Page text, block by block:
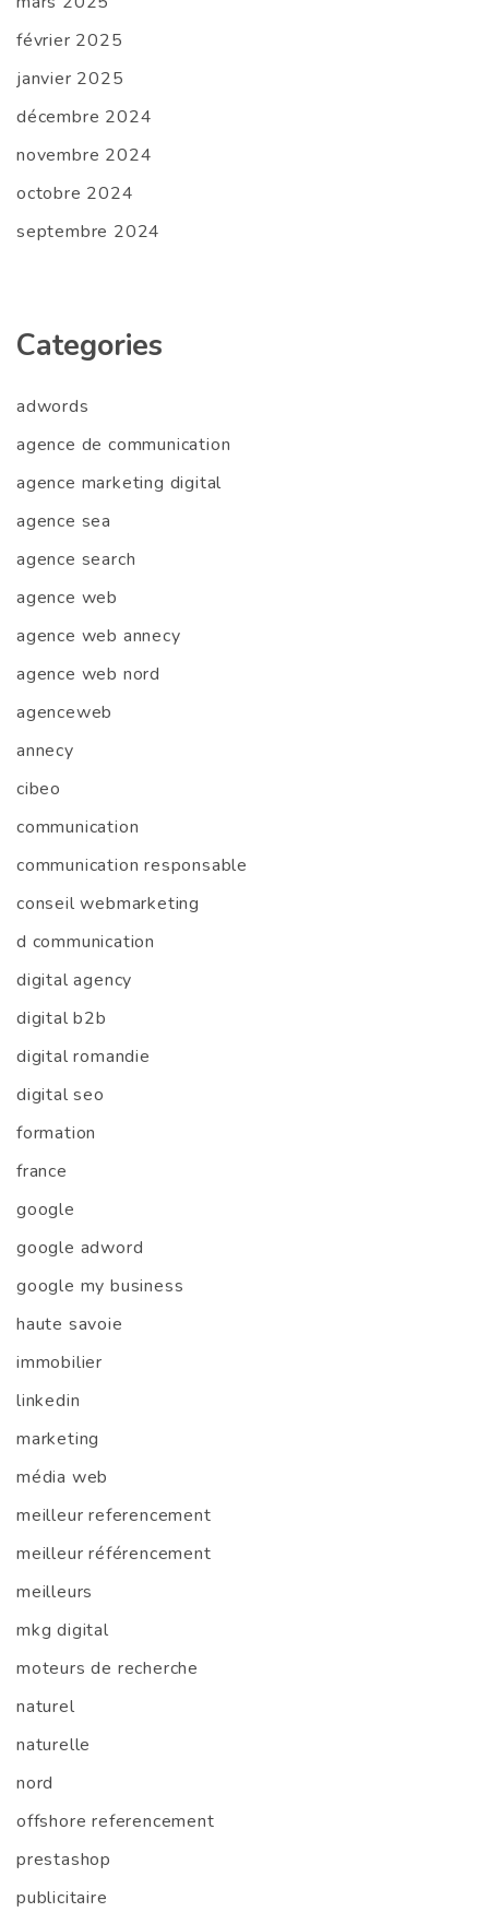
février 2025
janvier 2025
décembre 2024
novembre 2024
octobre 2024
septembre 2024
Categories
adwords
agence de communication
agence marketing digital
agence sea
agence search
agence web
agence web annecy
agence web nord
agenceweb
annecy
cibeo
communication
communication responsable
conseil webmarketing
d communication
digital agency
digital b2b
digital romandie
digital seo
formation
france
google
google adword
google my business
haute savoie
immobilier
linkedin
marketing
média web
meilleur referencement
meilleur référencement
meilleurs
mkg digital
moteurs de recherche
naturel
naturelle
nord
offshore referencement
prestashop
publicitaire